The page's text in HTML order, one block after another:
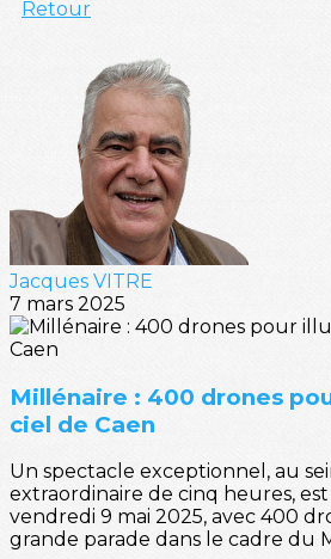
Retour
Jacques VITRE
7 mars 2025
Millénaire : 400 drones
ciel de Caen
Un spectacle exceptionnel, au
extraordinaire de cinq heures,
vendredi 9 mai 2025, avec 400
grande parade dans le cadre du